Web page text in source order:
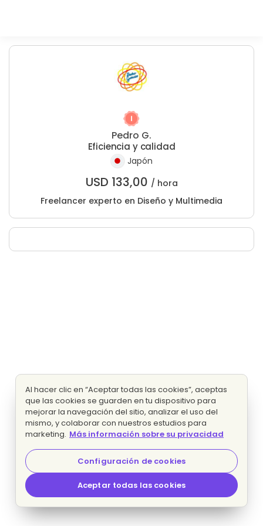
Pedro G.
Eficiencia y calidad
Japón
USD 133,00 / hora
Freelancer experto en Diseño y Multimedia
Al hacer clic en “Aceptar todas las cookies”, aceptas
que las cookies se guarden en tu dispositivo para
mejorar la navegación del sitio, analizar el uso del
mismo, y colaborar con nuestros estudios para
marketing. Más información sobre su privacidad
Configuración de cookies
Aceptar todas las cookies